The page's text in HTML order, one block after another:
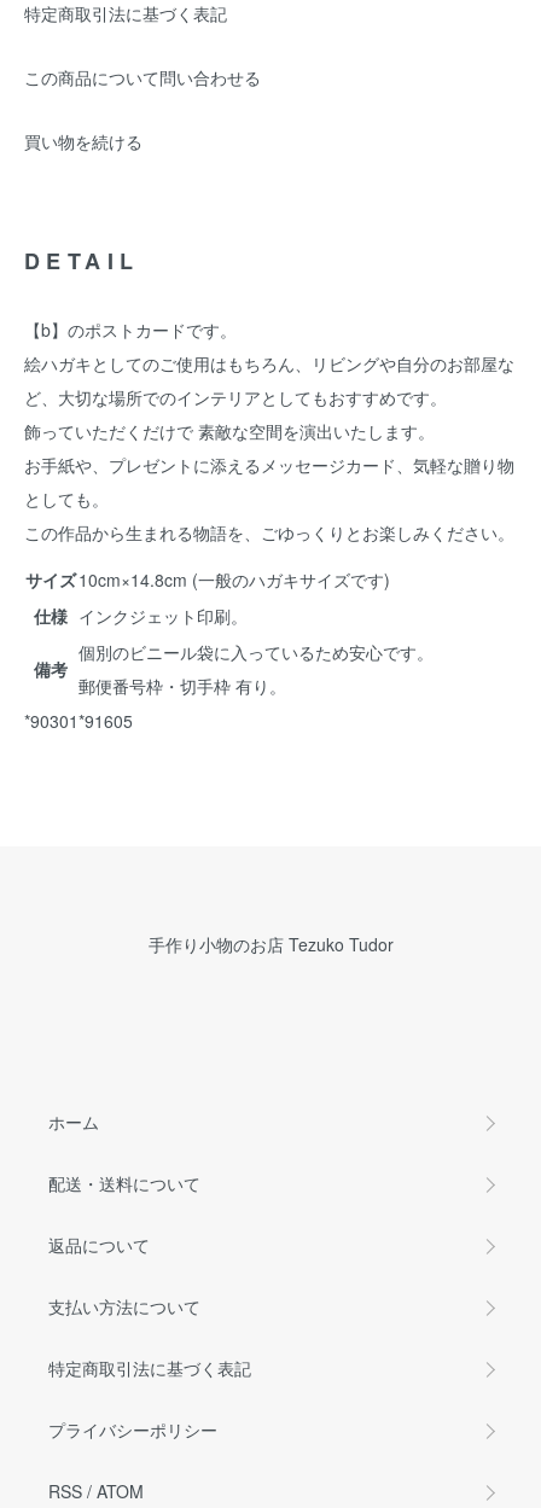
特定商取引法に基づく表記
この商品について問い合わせる
買い物を続ける
DETAIL
【b】のポストカードです。
絵ハガキとしてのご使用はもちろん、リビングや自分のお部屋な
ど、大切な場所でのインテリアとしてもおすすめです。
飾っていただくだけで 素敵な空間を演出いたします。
お手紙や、プレゼントに添えるメッセージカード、気軽な贈り物
としても。
この作品から生まれる物語を、ごゆっくりとお楽しみください。
サイズ10cm×14.8cm (一般のハガキサイズです)
仕様 インクジェット印刷。
備考
個別のビニール袋に入っているため安心です。
郵便番号枠・切手枠 有り。
*90301*91605
手作り小物のお店 Tezuko Tudor
ホーム
配送・送料について
返品について
支払い方法について
特定商取引法に基づく表記
プライバシーポリシー
RSS / ATOM